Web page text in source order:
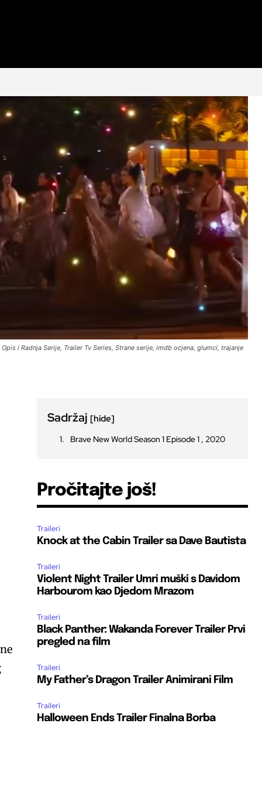
i Radnja Serije, Trailer Tv Series, Strane serije, imdb ocjena, glumci, trajanje
Sadržaj[hide]
Brave New World Season 1 Episode 1 , 2020
Pročitajte još!
Traileri
Knock at the Cabin Trailer sa Dave Bautista
Traileri
Violent Night Trailer Umri muški s Davidom
Harbourom kao Djedom Mrazom
Traileri
Black Panther: Wakanda Forever Trailer Prvi
pregled na film
Traileri
My Father’s Dragon Trailer Animirani Film
Traileri
Halloween Ends Trailer Finalna Borba